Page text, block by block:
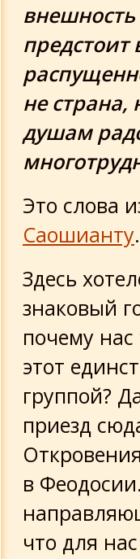
внешность
предстоит
не страна,
душам
Это слова
Саошианту.
Здесь
знаковый
почему
этот
группой?
приезд
в
что для